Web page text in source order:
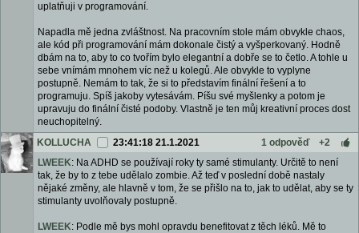
uplatňuji v programování.
Napadla mě jedna zvláštnost. Na pracovním stole mám obvykle chaos,
ale kód při programování mám dokonale čistý a vyšperkovaný. Hodně
dbám na to, aby to co tvořím bylo elegantní a dobře se to četlo. A tohle u
sebe vnímám mnohem víc než u kolegů. Ale obvykle to vyplyne
postupně. Nemám to tak, že si to představím finální řešení a to
programuju. Spíš jakoby vytesávám. Píšu své myšlenky a potom je
upravuju do finální čisté podoby. Vlastně je ten můj kreativní proces dost
neuchopitelný.
KOLLUCHA
23:41:18 21.1.2021 1 odpověď
+2
LWEEK: Na ADHD se používají roky ty samé stimulanty. Určitě to není
tak, že by to z tebe udělalo zombie. Až teď v poslední době nastaly
nějaké změny, ale hlavně v tom, že se přišlo na to, jak to udělat, aby se ty
stimulanty uvolňovaly postupně.
LWEEK: Podle mě bys mohl opravdu benefitovat z těch léků. Mě to